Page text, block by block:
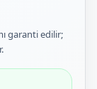
garanti edilir;